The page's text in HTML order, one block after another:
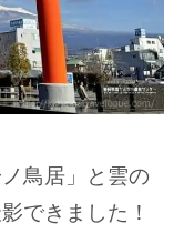
鳥居」と雲の
できました！